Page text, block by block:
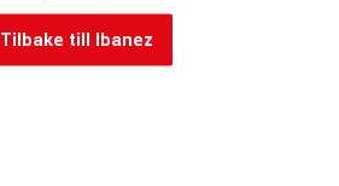
Tilbake till Ibanez